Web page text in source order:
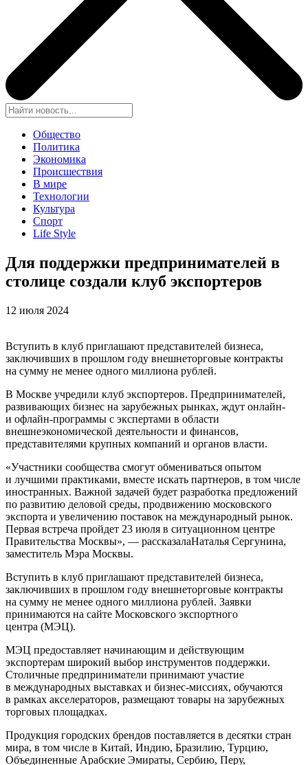
Общество
Политика
Экономика
Происшествия
В мире
Технологии
Культура
Спорт
Life Style
Для поддержки предпринимателей в
столице создали клуб экспортеров
12 июля 2024
Вступить в клуб приглашают представителей бизнеса,
заключивших в прошлом году внешнеторговые контракты
на сумму не менее одного миллиона рублей.
В Москве учредили клуб экспортеров. Предпринимателей,
развивающих бизнес на зарубежных рынках, ждут онлайн-
и офлайн-программы с экспертами в области
внешнеэкономической деятельности и финансов,
представителями крупных компаний и органов власти.
«Участники сообщества смогут обмениваться опытом
и лучшими практиками, вместе искать партнеров, в том числе
иностранных. Важной задачей будет разработка предложений
по развитию деловой среды, продвижению московского
экспорта и увеличению поставок на международный рынок.
Первая встреча пройдет 23 июля в ситуационном центре
Правительства Москвы», — рассказалаНаталья Сергунина,
заместитель Мэра Москвы.
Вступить в клуб приглашают представителей бизнеса,
заключивших в прошлом году внешнеторговые контракты
на сумму не менее одного миллиона рублей. Заявки
принимаются на сайте Московского экспортного
центра (МЭЦ).
МЭЦ предоставляет начинающим и действующим
экспортерам широкий выбор инструментов поддержки.
Столичные предприниматели принимают участие
в международных выставках и бизнес-миссиях, обучаются
в рамках акселераторов, размещают товары на зарубежных
торговых площадках.
Продукция городских брендов поставляется в десятки стран
мира, в том числе в Китай, Индию, Бразилию, Турцию,
Объединенные Арабские Эмираты, Сербию, Перу,